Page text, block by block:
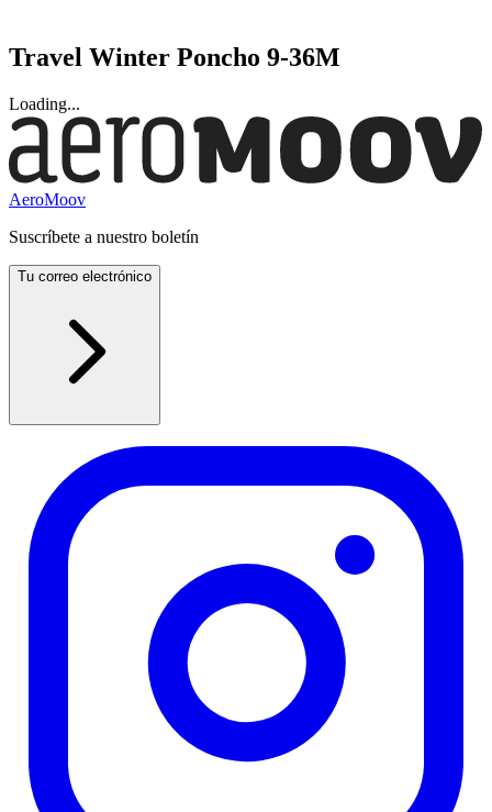
Travel Winter Poncho 9-36M
Loading...
AeroMoov
Suscríbete a nuestro boletín
Tu correo electrónico